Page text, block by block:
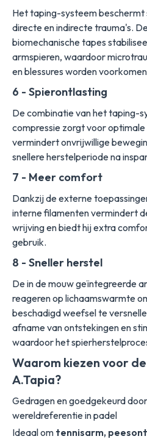
Het taping-systeem beschermt
directe en indirecte trauma's.
biomechanische tapes
armspieren, waardoor
en blessures worden
6 - Spierontlasting
De combinatie van het taping-
compressie zorgt voor
vermindert onvrijwillige
snellere herstelperiode na
7 - Meer comfort
Dankzij de externe
interne filamenten vermindert
wrijving en biedt hij extra
gebruik.
8 - Sneller herstel
De in de mouw geïntegreerde
reageren op lichaamswarmte
beschadigd weefsel te
afname van ontstekingen en
waardoor het
Waarom kiezen voor de
A.Tapia?
Gedragen en goedgekeurd door
wereldreferentie in padel
Ideaal om tennisarm,